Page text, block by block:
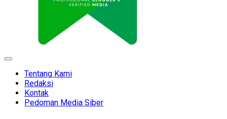
Expand
Tentang Kami
Redaksi
Kontak
Pedoman Media Siber